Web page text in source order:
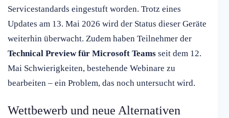
Servicestandards eingestuft worden. Trotz eines
Updates am 13. Mai 2026 wird der Status dieser Geräte
weiterhin überwacht. Zudem haben Teilnehmer der
Technical Preview für Microsoft Teams seit dem 12.
Mai Schwierigkeiten, bestehende Webinare zu
bearbeiten – ein Problem, das noch untersucht wird.
Wettbewerb und neue Alternativen